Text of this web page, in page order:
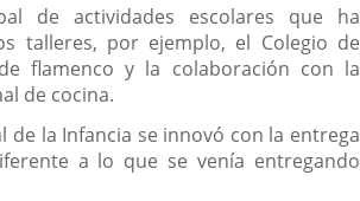
de actividades escolares que ha
talleres, por ejemplo, el Colegio de
flamenco y la colaboración con la
de cocina.
de la Infancia se innovó con la entrega
a lo que se venía entregando